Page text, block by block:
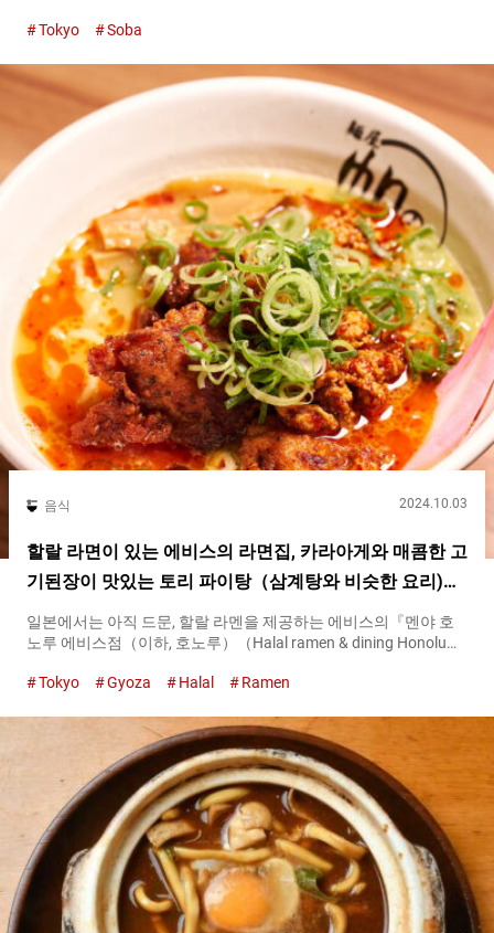
에서 별 ３개를 획득한 이후, 일본 국내는 물론 세계 각국에서 많은
건된 ‘다카오산 약왕원’이 있으며, 산기슭에는 참배자와 관광객을
맞이해 온 오래된 음식점들이 줄지어 있습니다. 오래된 소바 가게
『타카하시야（Takahashiya）』도 그 일각을 담당하는 가게로,
다카오산의 역사와 정취를 음식을 통해 맛볼 수 있는 장소입니다.
에도 시대부터 이어져 온 전통 소바 가게 풍격 있는 모습이 유난히
눈길을 끄는 『타카하시야（Takahashiya）』. 게이오 타카오선
의 타카오산구치역에서 케이블카 세이타키역으로 가는 도중에 있
습니다. 『타카하시야（Takahashiya）』는１８３６년 창업, 에
도 시대부터 이어져 온 유서 깊은 전통 소바 가게입니다. ５대째 주
인이 지금도 이어받은 기술과 뜻을 가슴에 품고, 한 그릇 한 그릇 정
성스럽게 완성합니다. 『타카하시야（Takahashiya）』의...
Tokyo Soba
음식 2024.10.03
할랄 라면이 있는 에비스의 라면집, 카라아게와 매콤한 고
기된장이 맛있는 토리 파이탕（삼계탕와 비슷한 요리)
【호노루】
일본에서는 아직 드문, 할랄 라멘을 제공하는 에비스의『멘야 호
노루 에비스점（이하, 호노루）（Halal ramen & dining Honolu
혀 사용하지 않은 라멘을 제공하고 있습니다. 할랄 인증의 『토쿠
은 호화로운 한 그릇 『호노루（Honolu）』의 라멘은 닭을 오랫
동안 끓여 탁하게 만든 토리 파이탕 스프입니다. 할랄 인증을 받은
닭으로 육수를 낸 스프에, 『호노루（Honolu）』에서는 다시마,
멸치, 가다랑어, 조개 등의 해산물 베이스 소스를 섞고 있습니다.
토리 파이탕 라멘은 진한 스프가 많은 가운데, 『호노루
（Honolu）』는 부드러운 식감입니다. 『호노루（Honolu）』에
서는 닭의 맛을 더욱 강조한 스프를 사용하고 있으며, 특유의 맛도
없이 깔끔한 맛입니다. 소스의 짠맛이 펀치를 더하고 있습니다. 사
용하는 면은 목 넘김이 좋은 중간 굵기의 면입니다. 쫄깃함을 느낄
수 있으며, 스프와의 어울림도 뛰어납니다. 재료나 조미료에 제한
Tokyo Gyoza Halal Ramen